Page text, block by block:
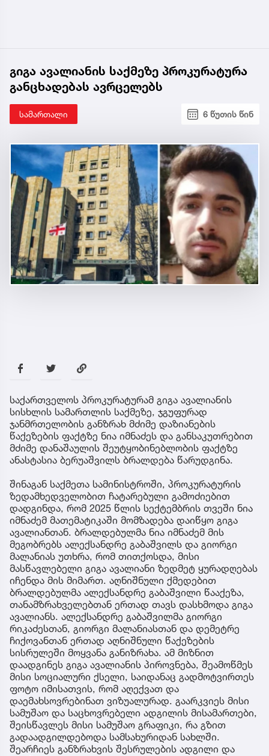
გიგა ავალიანის საქმეზე პროკურატურა
განცხადებას ავრცელებს
სამართალი 6 წუთის წინ
საქართველოს პროკურატურამ გიგა ავალიანის
სისხლის სამართლის საქმეზე, ჯგუფურად
ჯანმრთელობის განზრახ მძიმე დაზიანების
წაქეზების ფაქტზე ნია იმნაძეს და განსაკუთრებით
მძიმე დანაშაულის შეუტყობინებლობის ფაქტზე
ანასტასია ბერუაშვილს ბრალდება წარუდგინა.
შინაგან საქმეთა სამინისტროში, პროკურატურის
ზედამხედველობით ჩატარებული გამოძიებით
დადგინდა, რომ 2025 წლის სექტემბრის თვეში ნია
იმნაძემ მათემატიკაში მომზადება დაიწყო გიგა
ავალიანთან. ბრალდებულმა ნია იმნაძემ მის
მეგობრებს ალექსანდრე გაბაშვილს და გიორგი
მალანიას უთხრა, რომ თითქოსდა, მისი
მასწავლებელი გიგა ავალიანი ზედმეტ ყურადღებას
იჩენდა მის მიმართ. აღნიშნული ქმედებით
ბრალდებულმა ალექსანდრე გაბაშვილი წააქეზა,
თანამზრახველებთან ერთად თავს დასხმოდა გიგა
ავალიანს. ალექსანდრე გაბაშვილმა გიორგი
რიკაძესთან, გიორგი მალანიასთან და დემეტრე
ჩიქოვანთან ერთად აღნიშნული წაქეზების
სისრულეში მოყვანა განიზრახა. ამ მიზნით
დაადგინეს გიგა ავალიანის პიროვნება, შეამოწმეს
მისი სოციალური ქსელი, საიდანაც გადმოტვირთეს
ფოტო იმისათვის, რომ აღექვათ და
დაემახსოვრებინათ ვიზუალურად. გაარკვიეს მისი
სამუშაო და საცხოვრებელი ადგილის მისამართები,
შეისწავლეს მისი სამუშაო გრაფიკი, რა გზით
გადაადგილდებოდა სამსახურიდან სახლში.
შეარჩიეს განზრახვის შესრულების ადგილი და